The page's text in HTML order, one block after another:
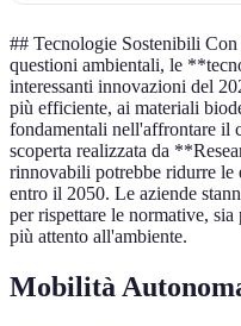
## Tecnologie Sostenibili Con
questioni ambientali, le
interessanti innovazioni del
più efficiente, ai materiali
fondamentali nell'affrontare il
scoperta realizzata da
rinnovabili potrebbe ridurre
entro il 2050. Le aziende
per rispettare le normative, sia
più attento all'ambiente.
Mobilità